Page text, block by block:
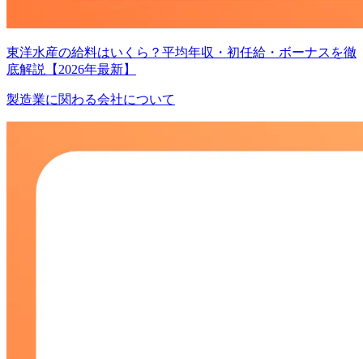
東洋水産の給料はいくら？平均年収・初任給・ボーナスを徹
底解説【2026年最新】
製造業に関わる会社について